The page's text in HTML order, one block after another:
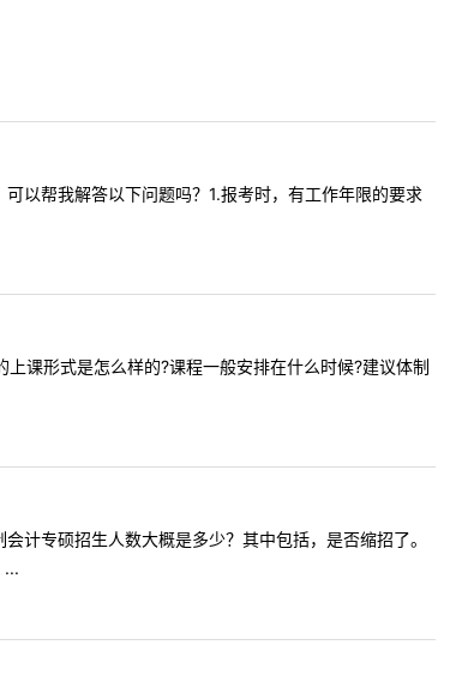
以帮我解答以下问题吗？1.报考时，有工作年限的要求
课形式是怎么样的?课程一般安排在什么时候?建议体制
专硕招生人数大概是多少？其中包括，是否缩招了。
...